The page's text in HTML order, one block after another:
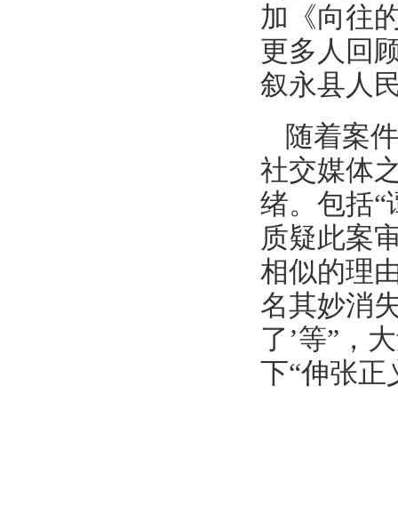
加《向往
更多人回
叙永县人
随着案
社交媒体
绪。包括“
质疑此案
相似的理
名其妙消
了’等”，
下“伸张正